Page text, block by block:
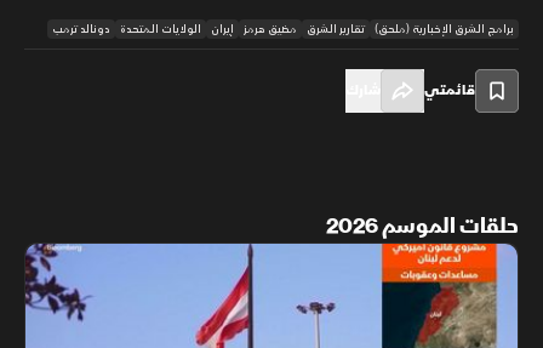
برامج الشرق الإخبارية (ملحق) تقارير الشرق مضيق هرمز إيران الولايات المتحدة دونالد ترمب
قائمتي
حلقات الموسم 2026